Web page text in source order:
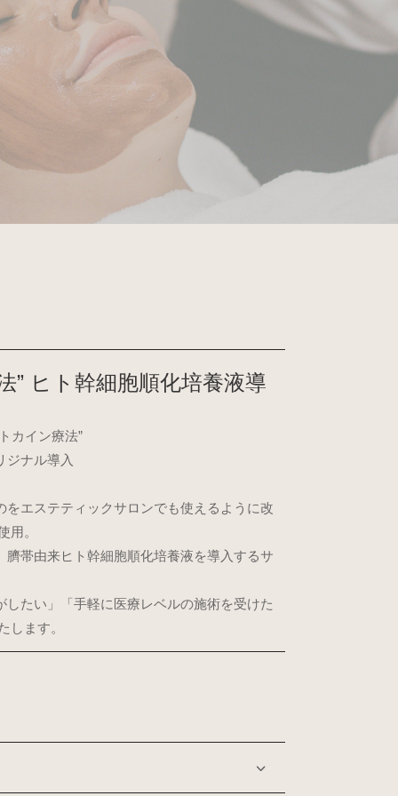
” ヒト幹細胞順化培養液導
カイン療法”
ジナル導入
をエステティックサロンでも使えるように改
用。
臍帯由来ヒト幹細胞順化培養液を導入するサ
たい」「手軽に医療レベルの施術を受けた
します。